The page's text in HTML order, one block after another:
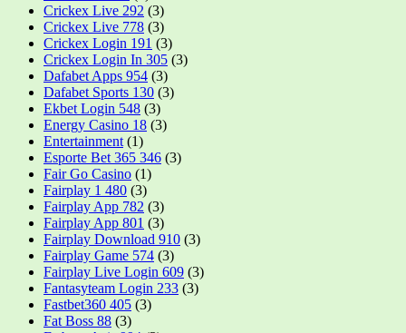
Crickex Live 292 (3)
Crickex Live 778 (3)
Crickex Login 191 (3)
Crickex Login In 305 (3)
Dafabet Apps 954 (3)
Dafabet Sports 130 (3)
Ekbet Login 548 (3)
Energy Casino 18 (3)
Entertainment (1)
Esporte Bet 365 346 (3)
Fair Go Casino (1)
Fairplay 1 480 (3)
Fairplay App 782 (3)
Fairplay App 801 (3)
Fairplay Download 910 (3)
Fairplay Game 574 (3)
Fairplay Live Login 609 (3)
Fantasyteam Login 233 (3)
Fastbet360 405 (3)
Fat Boss 88 (3)